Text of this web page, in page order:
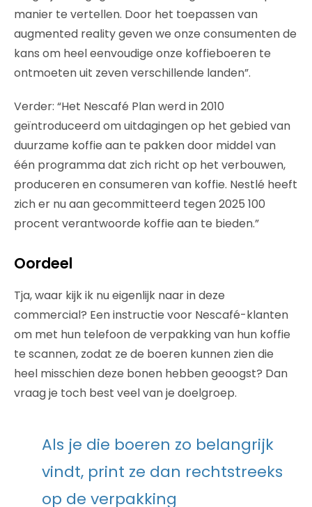
manier te vertellen. Door het toepassen van
augmented reality geven we onze consumenten de
kans om heel eenvoudige onze koffieboeren te
ontmoeten uit zeven verschillende landen”.
Verder: “Het Nescafé Plan werd in 2010
geïntroduceerd om uitdagingen op het gebied van
duurzame koffie aan te pakken door middel van
één programma dat zich richt op het verbouwen,
produceren en consumeren van koffie. Nestlé heeft
zich er nu aan gecommitteerd tegen 2025 100
procent verantwoorde koffie aan te bieden.”
Oordeel
Tja, waar kijk ik nu eigenlijk naar in deze
commercial? Een instructie voor Nescafé-klanten
om met hun telefoon de verpakking van hun koffie
te scannen, zodat ze de boeren kunnen zien die
heel misschien deze bonen hebben geoogst? Dan
vraag je toch best veel van je doelgroep.
Als je die boeren zo belangrijk
vindt, print ze dan rechtstreeks
op de verpakking